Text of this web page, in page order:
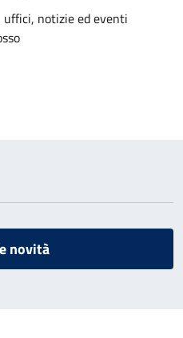
notizie ed eventi
novità